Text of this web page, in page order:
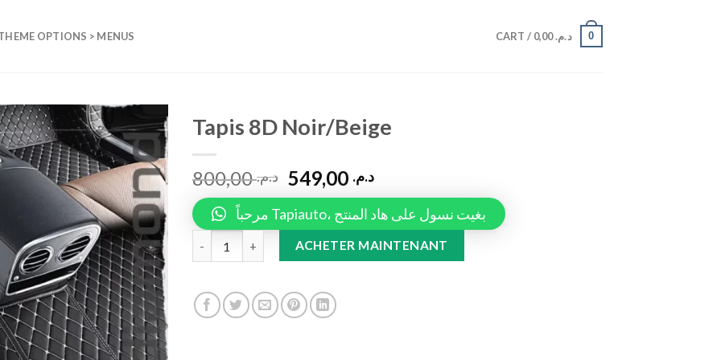
OPTIONS > MENUS CART / د.م.0,00 0
Add to
wishlist
Tapis 8D Noir/Beige
د.م.800,00 د.م.
مرحباً Tapiauto، بغيت نسول على هاد المنتج
Tapis 8D Noir/Beige quantityACHETER MAINTENANT